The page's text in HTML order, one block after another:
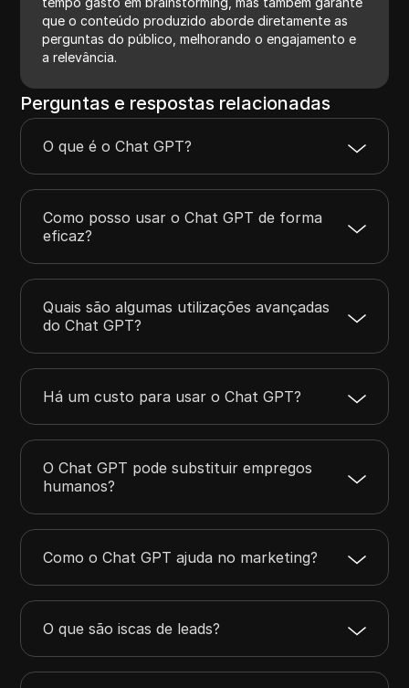
que o conteúdo produzido aborde diretamente as
perguntas do público, melhorando o engajamento e
a relevância.
Perguntas e respostas relacionadas
O que é o Chat GPT?
Como posso usar o Chat GPT de forma
eficaz?
Quais são algumas utilizações avançadas
do Chat GPT?
Há um custo para usar o Chat GPT?
O Chat GPT pode substituir empregos
humanos?
Como o Chat GPT ajuda no marketing?
O que são iscas de leads?